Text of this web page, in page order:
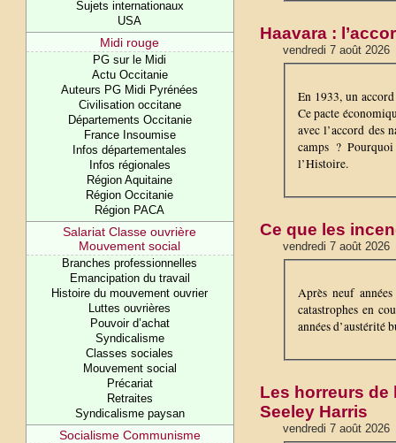
Sujets internationaux
USA
Midi rouge
PG sur le Midi
Actu Occitanie
Auteurs PG Midi Pyrénées
Civilisation occitane
Départements Occitanie
France Insoumise
Infos départementales
Infos régionales
Région Aquitaine
Région Occitanie
Région PACA
Salariat Classe ouvrière
Mouvement social
Branches professionnelles
Emancipation du travail
Histoire du mouvement ouvrier
Luttes ouvrières
Pouvoir d’achat
Syndicalisme
Classes sociales
Mouvement social
Précariat
Retraites
Syndicalisme paysan
Socialisme Communisme
Haavara :
vendredi 7 août 2026
En 1933, un
Ce pacte
avec l’accord des
camps ?
l’Histoire.
Ce que les
vendredi 7 août 2026
Après neuf
catastrophes en
années d’austérité
Les horreurs de
Seeley Harris
vendredi 7 août 2026